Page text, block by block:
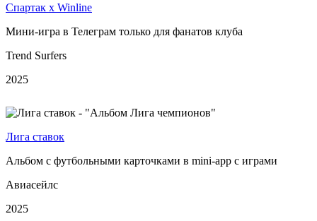
Спартак х Winline
Мини-игра в Телеграм только для фанатов клуба
Trend Surfers
2025
Лига ставок
Альбом с футбольными карточками в mini-app с играми
Авиасейлс
2025